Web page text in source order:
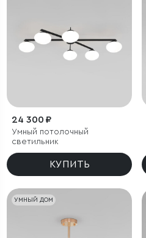
24 300 ₽
Умный потолочный
светильник
КУПИТЬ
УМНЫЙ ДОМ